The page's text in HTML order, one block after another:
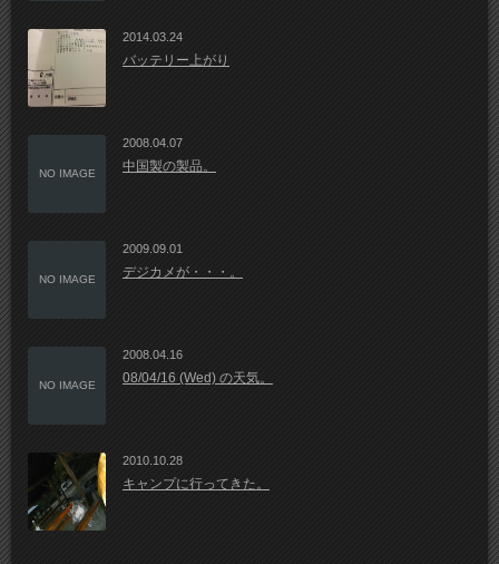
2014.03.24
バッテリー上がり
NO IMAGE
2008.04.07
中国製の製品。
NO IMAGE
2009.09.01
デジカメが・・・。
NO IMAGE
2008.04.16
08/04/16 (Wed) の天気。
2010.10.28
キャンプに行ってきた。